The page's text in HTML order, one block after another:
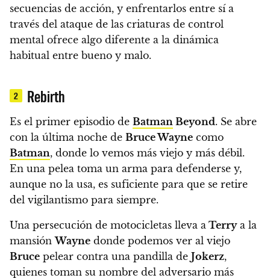
secuencias de acción, y enfrentarlos entre sí a
través del ataque de las criaturas de control
mental ofrece algo diferente a la dinámica
habitual entre bueno y malo.
2 Rebirth
Es el primer episodio de Batman Beyond. Se abre
con la última noche de Bruce Wayne como
Batman, donde lo vemos más viejo y más débil.
En una pelea toma un arma para defenderse y,
aunque no la usa, es suficiente para que se retire
del vigilantismo para siempre.
Una persecución de motocicletas lleva a Terrya la
mansiónWayne donde podemos ver al viejo
Bruce pelear contra una pandilla de Jokerz,
quienes toman su nombre del adversario más